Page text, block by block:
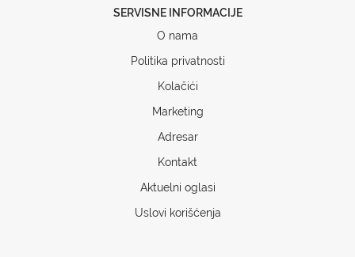
SERVISNE INFORMACIJE
O nama
Politika privatnosti
Kolačići
Marketing
Adresar
Kontakt
Aktuelni oglasi
Uslovi korišćenja